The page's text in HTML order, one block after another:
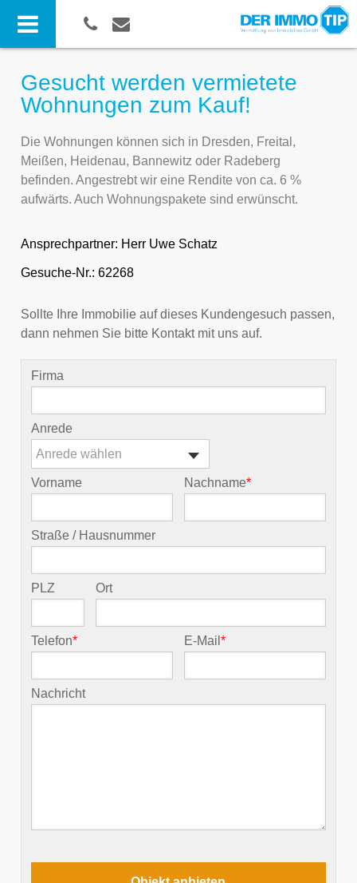
Gesucht werden vermietete
Wohnungen zum Kauf!
Die Wohnungen können sich in Dresden, Freital,
Meißen, Heidenau, Bannewitz oder Radeberg
befinden. Angestrebt wir eine Rendite von ca. 6 %
aufwärts. Auch Wohnungspakete sind erwünscht.
Ansprechpartner: Herr Uwe Schatz
Gesuche-Nr.: 62268
Sollte Ihre Immobilie auf dieses Kundengesuch passen,
dann nehmen Sie bitte Kontakt mit uns auf.
Firma
Anrede
Anrede wählen
Vorname Nachname*
Straße / Hausnummer
PLZ Ort
Telefon* E-Mail*
Nachricht